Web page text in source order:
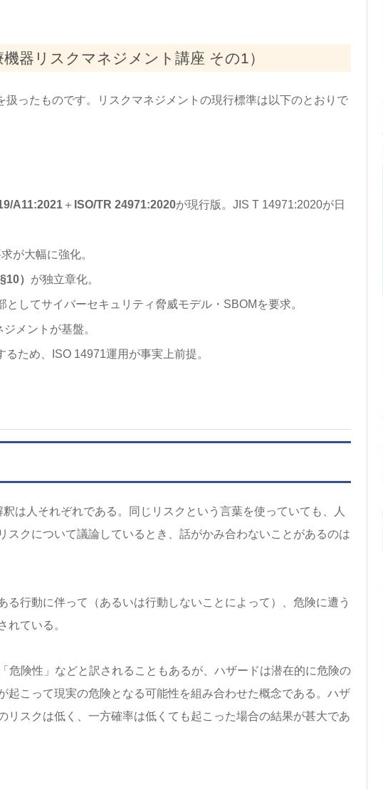
器リスクマネジメント講座 その1）
ったものです。リスクマネジメントの現行標準は以下のとおりで
A11:2021 ＋ ISO/TR 24971:2020が現行版。JIS T 14971:2020が日
が大幅に強化。
） が独立章化。
としてサイバーセキュリティ脅威モデル・SBOMを要求。
メントが基盤。
ため、ISO 14971運用が事実上前提。
は人それぞれである。同じリスクという言葉を使っていても、人
スクについて議論しているとき、話がかみ合わないことがあるのは
る行動に伴って（あるいは行動しないことによって）、危険に遭う
れている。
危険性」などと訳されることもあるが、ハザードは潜在的に危険の
起こって現実の危険となる可能性を組み合わせた概念である。ハザ
リスクは低く、一方確率は低くても起こった場合の結果が甚大であ